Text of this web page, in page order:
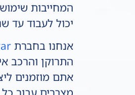
המחייבות
יכול לעבוד עד
אנחנו בחברת
התרוקן והרכב
אתם מוזמנים